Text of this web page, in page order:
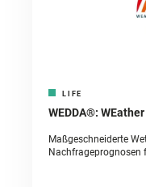
LIFE
WEDDA®:
Maßgeschneiderte
Nachfrageprognosen